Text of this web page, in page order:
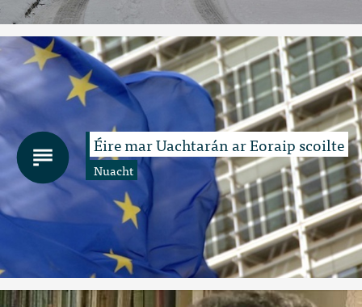
Éire mar Uachtarán ar Eoraip scoilte
Nuacht